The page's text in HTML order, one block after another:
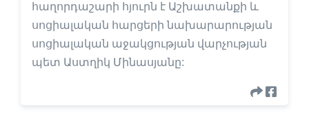
հաղորդաշարի հյուրն է Աշխատանքի և
սոցիալական հարցերի նախարարության
սոցիալական աջակցության վարչության
պետ Աստղիկ Մինասյանը: